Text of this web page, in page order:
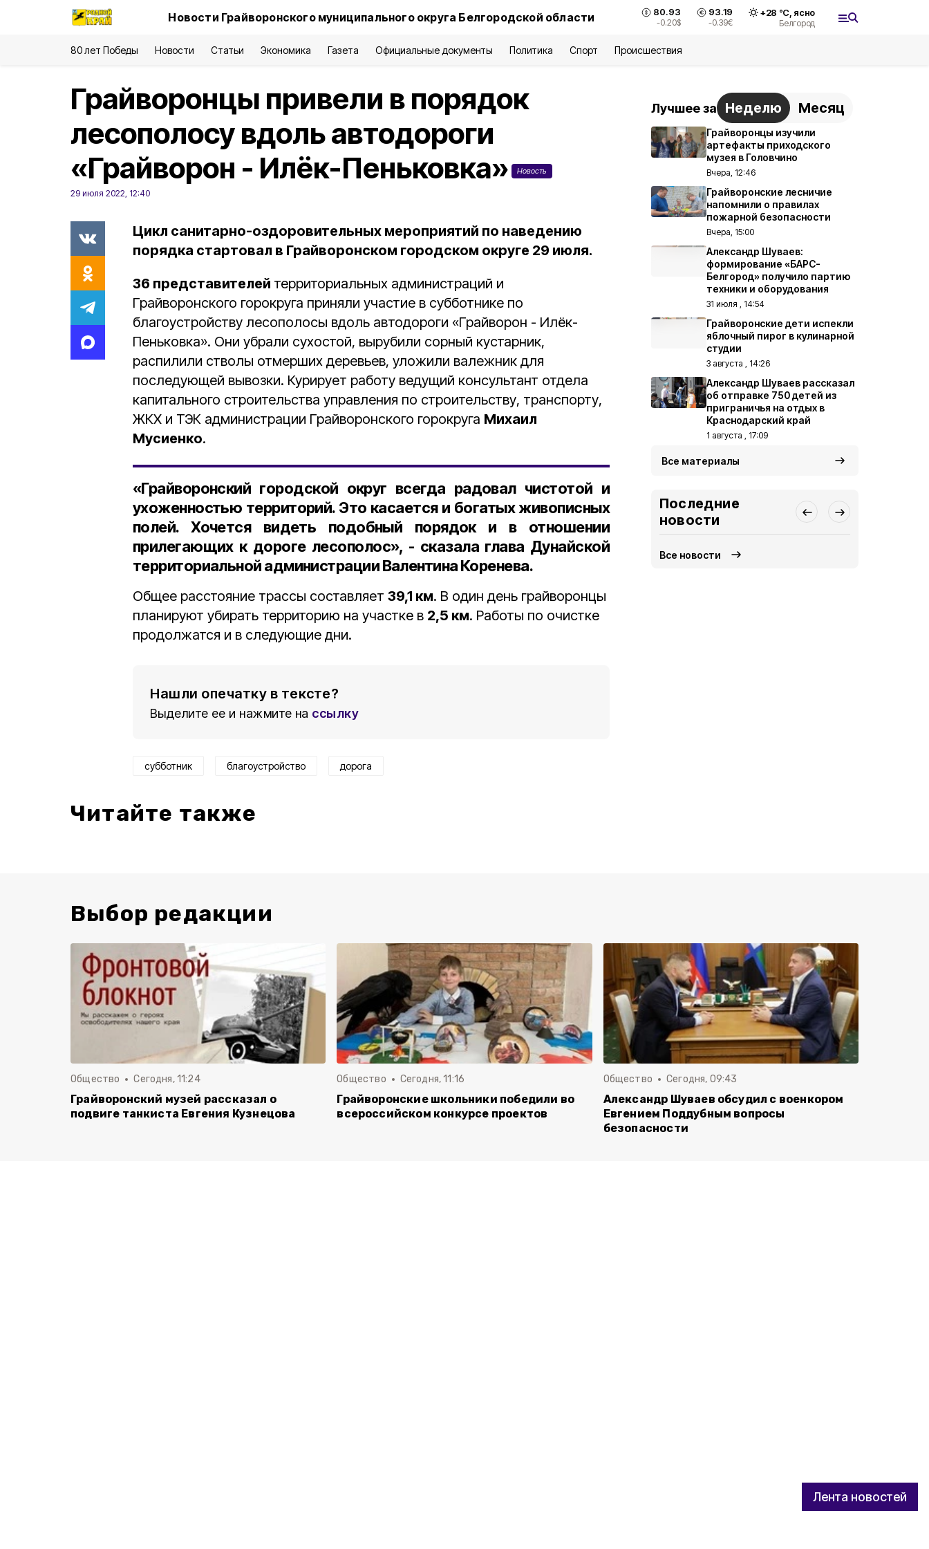
Новости Грайворонского муниципального округа Белгородской области 80.93
-0.20$
93.19
-0.39€
+28 °С, ясно
Белгород
80 лет Победы Новости Статьи Экономика Газета Официальные документы Политика Спорт Происшествия
Лента новостей
Грайворонцы привели в порядок
лесополосу вдоль автодороги
«Грайворон - Илёк-Пеньковка»
Новость
29 июля 2022, 12:40
Цикл санитарно-оздоровительных мероприятий по наведению
порядка стартовал в Грайворонском городском округе 29 июля.
36 представителей территориальных администраций и
Грайворонского горокруга приняли участие в субботнике по
благоустройству лесополосы вдоль автодороги «Грайворон - Илёк-
Пеньковка». Они убрали сухостой, вырубили сорный кустарник,
распилили стволы отмерших деревьев, уложили валежник для
последующей вывозки. Курирует работу ведущий консультант отдела
капитального строительства управления по строительству, транспорту,
ЖКХ и ТЭК администрации Грайворонского горокруга Михаил
Мусиенко.
«Грайворонский городской округ всегда радовал чистотой и
ухоженностью территорий. Это касается и богатых живописных
полей. Хочется видеть подобный порядок и в отношении
прилегающих к дороге лесополос», - сказала глава Дунайской
территориальной администрации Валентина Коренева.
Общее расстояние трассы составляет 39,1 км. В один день грайворонцы
планируют убирать территорию на участке в 2,5 км. Работы по очистке
продолжатся и в следующие дни.
Нашли опечатку в тексте?
Выделите ее и нажмите на ссылку
субботник благоустройство дорога
Читайте также
Лучшее за Неделю Месяц
Грайворонцы изучили
артефакты приходского
музея в Головчино
Вчера, 12:46
Грайворонские лесничие
напомнили о правилах
пожарной безопасности
Вчера, 15:00
Александр Шуваев:
формирование «БАРС-
Белгород» получило партию
техники и оборудования
31 июля , 14:54
Грайворонские дети испекли
яблочный пирог в кулинарной
студии
3 августа , 14:26
Александр Шуваев рассказал
об отправке 750 детей из
приграничья на отдых в
Краснодарский край
1 августа , 17:09
Все материалы
Последние
новости
Все новости
Выбор редакции
Общество Сегодня, 11:24
Грайворонский музей рассказал о
подвиге танкиста Евгения Кузнецова
Общество Сегодня, 11:16
Грайворонские школьники победили во
всероссийском конкурсе проектов
Общество Сегодня, 09:43
Александр Шуваев обсудил с военкором
Евгением Поддубным вопросы
безопасности